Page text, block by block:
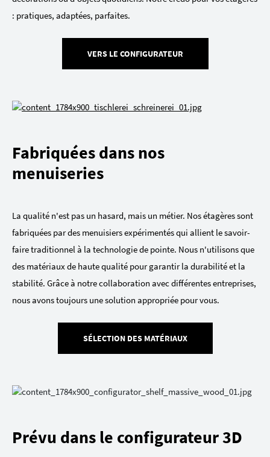
: pratiques, adaptées, parfaites.
VERS LE CONFIGURATEUR
Fabriquées dans nos
menuiseries
La qualité n'est pas un hasard, mais un métier. Nos étagères sont
fabriquées par des menuisiers expérimentés qui allient le savoir-
faire traditionnel à la technologie de pointe. Nous n'utilisons que
des matériaux de haute qualité pour garantir la durabilité et la
stabilité. Grâce à notre collaboration avec différentes entreprises,
nous avons toujours une solution appropriée pour vous.
SÉLECTION DES MATÉRIAUX
Prévu dans le configurateur 3D